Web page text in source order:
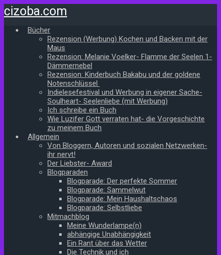
Zum
Hauptinhalt
springen
cizoba.com
Bücher
Rezension (Werbung) Kochen und Backen mit der
Maus
Rezension: Melanie Voelker- Flamme der Seelen 1-
Dämmernebel
Rezension: Kinderbuch Bakabu und der goldene
Notenschlüssel
Indielesefestival und Werbung in eigener Sache-
Soulheart- Seelenliebe (mit Werbung)
Ich schreibe ein Buch
Wie Luzifer Gott verraten hat- die Vorgeschichte
zu meinem Buch
Allgemein
Von Bloggern, Autoren und sozialen Netzwerken-
ihr nervt!
Der Liebster- Award
Blogparaden
Blogparade: Der perfekte Sommer
Blogparade: Sammelwut
Blogparade: Mein Haushaltschaos
Blogparade: Selbstliebe
Mitmachblog
Meine Wunderlampe(n)
abhängige Unabhängigkeit
Ein Rant über das Wetter
Die Technik und ich